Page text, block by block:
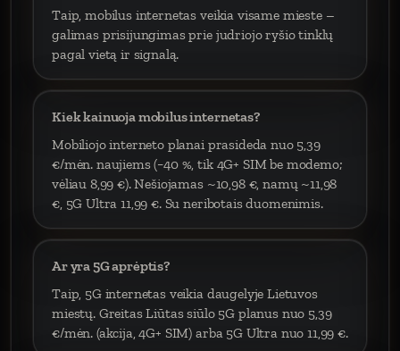
Taip, mobilus internetas veikia visame mieste –
galimas prisijungimas prie judriojo ryšio tinklų
pagal vietą ir signalą.
Kiek kainuoja mobilus internetas?
Mobiliojo interneto planai prasideda nuo 5,39
€/mėn. naujiems (−40 %, tik 4G+ SIM be modemo;
vėliau 8,99 €). Nešiojamas ~10,98 €, namų ~11,98
€, 5G Ultra 11,99 €. Su neribotais duomenimis.
Ar yra 5G aprėptis?
Taip, 5G internetas veikia daugelyje Lietuvos
miestų. Greitas Liūtas siūlo 5G planus nuo 5,39
€/mėn. (akcija, 4G+ SIM) arba 5G Ultra nuo 11,99 €.